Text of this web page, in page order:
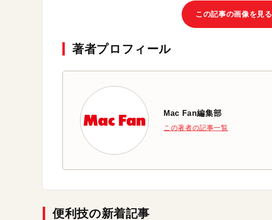
この記事の画像を見る
著者プロフィール
Mac Fan編集部
この著者の記事一覧
便利技の新着記事